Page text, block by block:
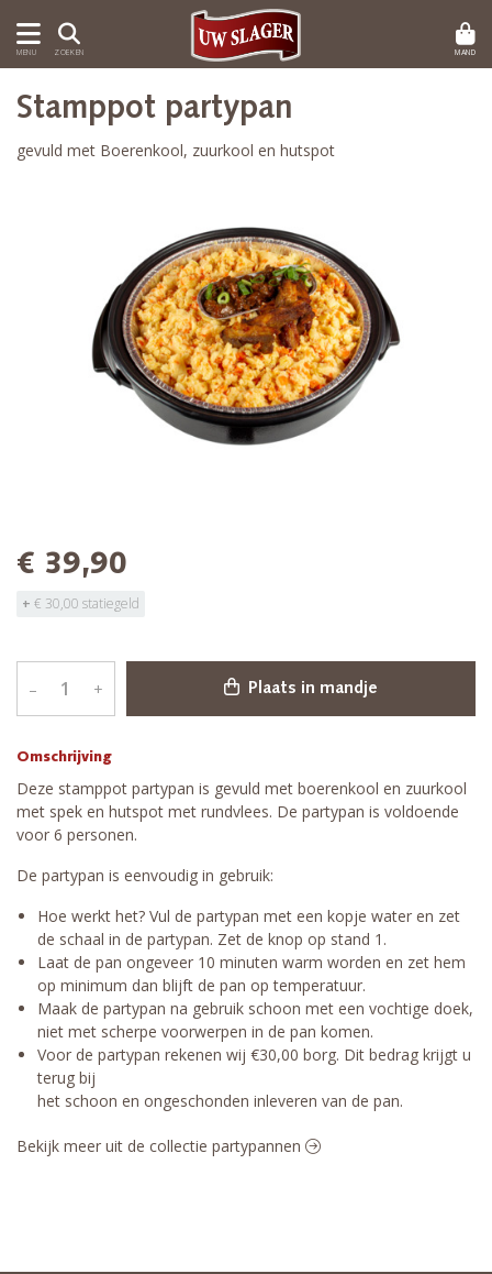
MENU ZOEKEN MAND
Omschrijving
Deze stamppot partypan is gevuld met boerenkool en zuurkool
met spek en hutspot met rundvlees. De partypan is voldoende
voor 6 personen.
De partypan is eenvoudig in gebruik:
Hoe werkt het? Vul de partypan met een kopje water en zet
de schaal in de partypan. Zet de knop op stand 1.
Laat de pan ongeveer 10 minuten warm worden en zet hem
op minimum dan blijft de pan op temperatuur.
Maak de partypan na gebruik schoon met een vochtige doek,
niet met scherpe voorwerpen in de pan komen.
Voor de partypan rekenen wij €30,00 borg. Dit bedrag krijgt u
terug bij
het schoon en ongeschonden inleveren van de pan.
Stamppot partypan
gevuld met Boerenkool, zuurkool en hutspot
€ 39,90
+ € 30,00 statiegeld
– + Plaats in mandje
Bekijk meer uit de collectie partypannen